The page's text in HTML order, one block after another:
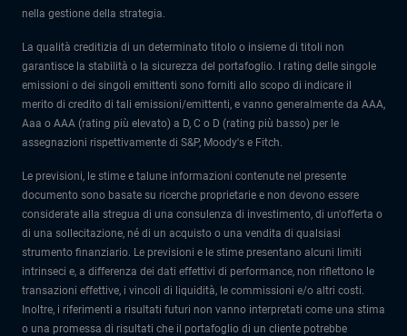
nella gestione della strategia.
La qualità creditizia di un determinato titolo o insieme di titoli non
garantisce la stabilità o la sicurezza del portafoglio. I rating delle singole
emissioni o dei singoli emittenti sono forniti allo scopo di indicare il
merito di credito di tali emissioni/emittenti, e vanno generalmente da AAA,
Aaa o AAA (rating più elevato) a D, C o D (rating più basso) per le
assegnazioni rispettivamente di S&P, Moody's e Fitch.
Le previsioni, le stime e talune informazioni contenute nel presente
documento sono basate su ricerche proprietarie e non devono essere
considerate alla stregua di una consulenza di investimento, di un'offerta o
di una sollecitazione, né di un acquisto o una vendita di qualsiasi
strumento finanziario. Le previsioni e le stime presentano alcuni limiti
intrinseci e, a differenza dei dati effettivi di performance, non riflettono le
transazioni effettive, i vincoli di liquidità, le commissioni e/o altri costi.
Inoltre, i riferimenti a risultati futuri non vanno interpretati come una stima
o una promessa di risultati che il portafoglio di un cliente potrebbe